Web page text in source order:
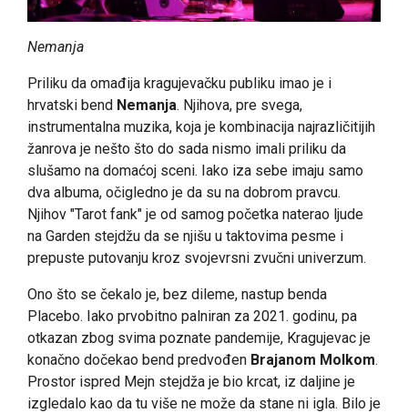
Nemanja
Priliku da omađija kragujevačku publiku imao je i
hrvatski bend Nemanja. Njihova, pre svega,
instrumentalna muzika, koja je kombinacija najrazličitijih
žanrova je nešto što do sada nismo imali priliku da
slušamo na domaćoj sceni. Iako iza sebe imaju samo
dva albuma, očigledno je da su na dobrom pravcu.
Njihov "Tarot fank" je od samog početka naterao ljude
na Garden stejdžu da se njišu u taktovima pesme i
prepuste putovanju kroz svojevrsni zvučni univerzum.
Ono što se čekalo je, bez dileme, nastup benda
Placebo. Iako prvobitno palniran za 2021. godinu, pa
otkazan zbog svima poznate pandemije, Kragujevac je
konačno dočekao bend predvođen Brajanom Molkom.
Prostor ispred Mejn stejdža je bio krcat, iz daljine je
izgledalo kao da tu više ne može da stane ni igla. Bilo je